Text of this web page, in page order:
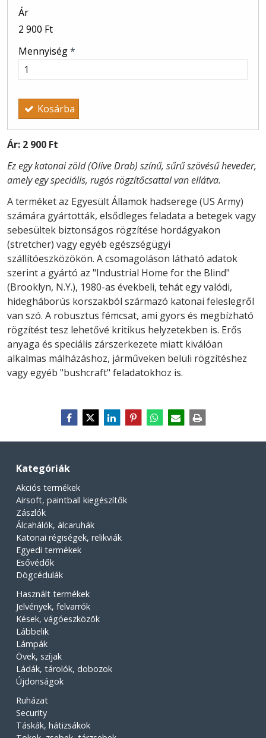
Ár
2 900 Ft
Mennyiség*
Kosárba
Ár: 2 900 Ft
Ez egy katonai zöld (Olive Drab) színű, sűrű szövésű heveder,
amely egy speciális, rugós rögzítőcsattal van ellátva.
A terméket az Egyesült Államok hadserege (US Army)
számára gyártották, elsődleges feladata a betegek vagy
sebesültek biztonságos rögzítése hordágyakon
(stretcher) vagy egyéb egészségügyi
szállítóeszközökön. A csomagoláson látható adatok
szerint a gyártó az "Industrial Home for the Blind"
(Brooklyn, N.Y.), 1980-as évekbeli, tehát egy valódi,
hidegháborús korszakból származó katonai feleslegről
van szó. A robusztus fémcsat, ami gyors és megbízható
rögzítést tesz lehetővé kritikus helyzetekben is. Erős
anyaga és speciális zárszerkezete miatt kiválóan
alkalmas málházáshoz, járműveken belüli rögzítéshez
vagy egyéb "bushcraft" feladatokhoz is.
Kategóriák
Akciós termékek
Airsoft, paintball kiegészítők
Zászlók
Álcahálók, álcaruhák
Katonai régiségek, relikviák
Egyedi termékek
Esővédők
Dögcédulák
Használt termékek
Jelvények, felvarrók
Kések, vágóeszközök
Lábbelik
Lámpák
Övek, szíjak
Ládák, tárolók, dobozok
Újdonságok
Ruházat
Security
Táskák, hátizsákok